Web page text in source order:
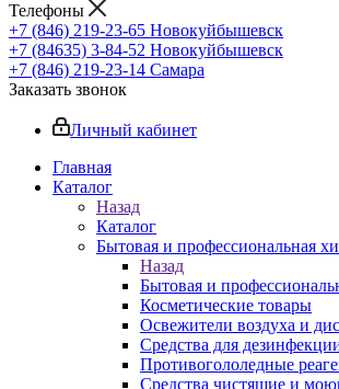
Телефоны
+7 (846) 219-23-65 Новокуйбышевск
+7 (84635) 3-84-52 Новокуйбышевск
+7 (846) 219-23-14 Самара
Заказать звонок
Личный кабинет
Главная
Каталог
Назад
Каталог
Бытовая и профессиональная
Назад
Бытовая и
Косметические товары
Освежители воздуха и
Средства для
Противогололедные
Средства чистящие и